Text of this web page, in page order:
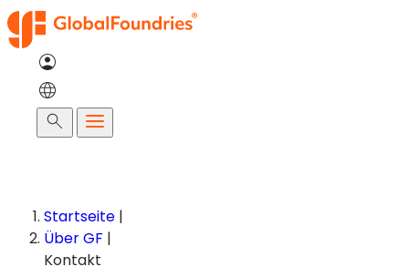
Zum
Inhalt
springen
Suche
Startseite |
Über GF |
Kontakt